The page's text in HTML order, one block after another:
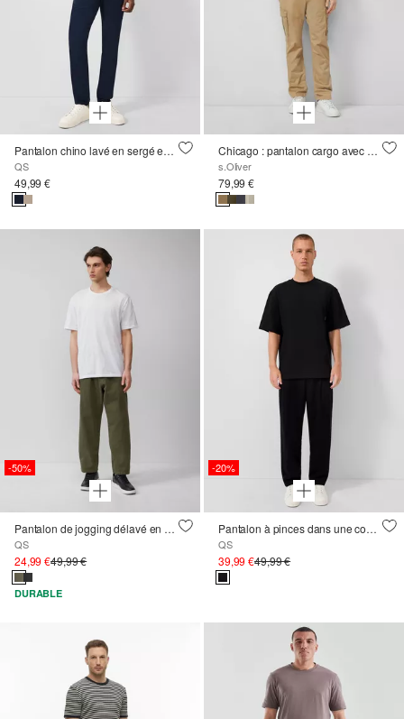
Pantalon chino lavé en sergé extensible
QS
49,99 €
Chicago : pantalon cargo avec ceinture confort en coton stretch
s.Oliver
79,99 €
-50%
Pantalon de jogging délavé en sergé lourd
QS
24,99 €49,99 €
DURABLE
-20%
Pantalon à pinces dans une coupe décontractée
QS
39,99 €49,99 €